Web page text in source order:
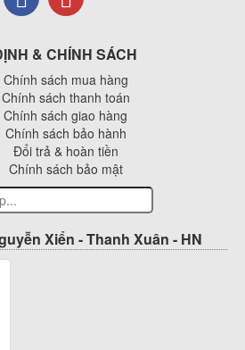
& CHÍNH SÁCH
Chính sách mua hàng
Chính sách thanh toán
Chính sách giao hàng
Chính sách bảo hành
Đổi trả & hoàn tiền
Chính sách bảo mật
Xiển - Thanh Xuân - HN